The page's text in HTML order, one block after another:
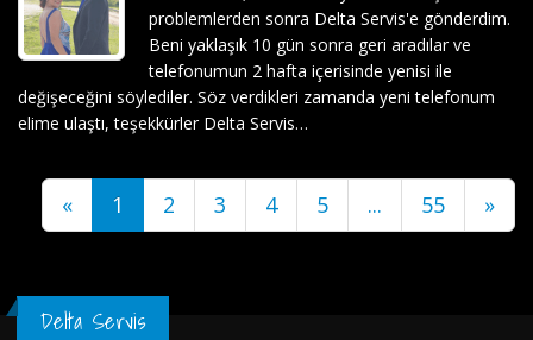
problemlerden sonra Delta Servis'e gönderdim.
Beni yaklaşık 10 gün sonra geri aradılar ve
telefonumun 2 hafta içerisinde yenisi ile
değişeceğini söylediler. Söz verdikleri zamanda yeni telefonum
elime ulaştı, teşekkürler Delta Servis…
« 1 2 3 4 5 ... 55 »
Delta Servis